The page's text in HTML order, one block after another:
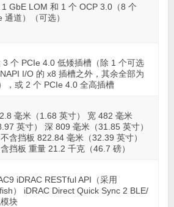
1 GbE LOM 和 1 个 OCP 3.0（8 个
通道）（可选）
3 个 PCIe 4.0 低矮插槽（除 1 个可选
I/O 的 x8 插槽之外，其余全部为
，或 2 个 PCIe 4.0 全高插槽
毫米（1.68 英寸） 宽 482 毫米
英寸） 深 809 毫米（31.85 英寸）
挡板 822.84 毫米（32.39 英寸）
板 重量 21.2 千克（46.7 磅）
iDRAC RESTful API（采用
） iDRAC Direct Quick Sync 2 BLE/
块